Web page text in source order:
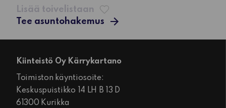
Lisää toivelistaan
Tee asuntohakemus
Kiinteistö Oy Kärrykartano
Toimiston käyntiosoite:
Keskuspuistikko 14 LH B 13 D
61300 Kurikka